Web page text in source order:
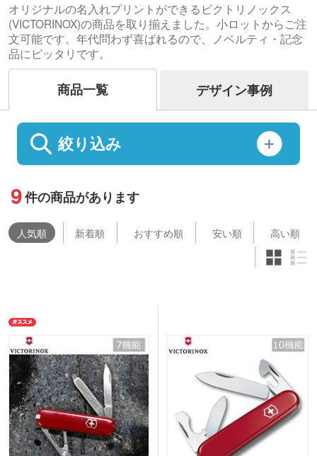
オリジナルの名入れプリントができるビクトリノックス
(VICTORINOX)の商品を取り揃えました。小ロットからご注
文可能です。年代問わず喜ばれるので、ノベルティ・記念
品にピッタリです。
商品一覧 デザイン事例
絞り込み
9件の商品があります
人気順 新着順 おすすめ順 安い順 高い順